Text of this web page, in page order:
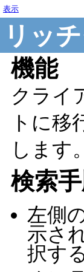
表示
リッ
機能
クライ
トに移
します。
検索
左側
示さ
択す